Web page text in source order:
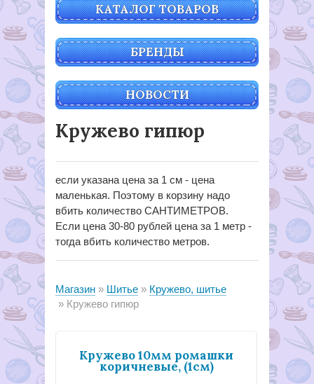
КАТАЛОГ ТОВАРОВ
БРЕНДЫ
НОВОСТИ
Кружево гипюр
если указана цена за 1 см - цена
маленькая. Поэтому в корзину надо
вбить количество САНТИМЕТРОВ.
Если цена 30-80 рублей цена за 1 метр -
тогда вбить количество метров.
Магазин Шитье
Кружево, шитье
Кружево гипюр
Кружево 10мм ромашки
коричневые, (1см)